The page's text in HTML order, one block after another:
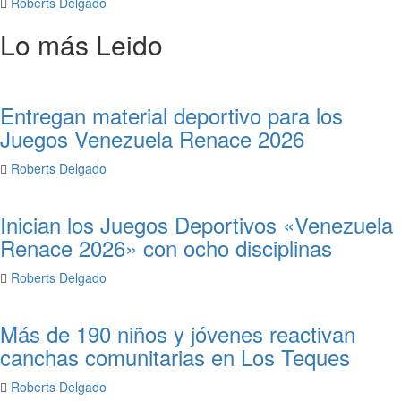
Lo más Leido
Entregan material deportivo para los
Juegos Venezuela Renace 2026
Roberts Delgado
Inician los Juegos Deportivos «Venezuela
Renace 2026» con ocho disciplinas
Roberts Delgado
Más de 190 niños y jóvenes reactivan
canchas comunitarias en Los Teques
Roberts Delgado